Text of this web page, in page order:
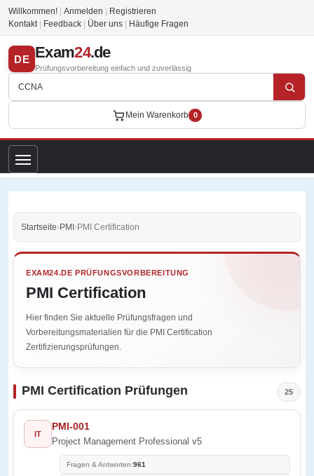
Willkommen! Anmelden
Registrieren
Kontakt
Feedback Über uns Häufige Fragen
DE Exam24.de
Prüfungsvorbereitung einfach und zuverlässig
Mein Warenkorb 0
Startseite›PMI›PMI Certification
EXAM24.DE PRÜFUNGSVORBEREITUNG
PMI Certification
Hier finden Sie aktuelle Prüfungsfragen und
Vorbereitungsmaterialien für die PMI Certification
Zertifizierungsprüfungen.
PMI Certification Prüfungen 25
IT
PMI-001
Project Management Professional v5
Fragen & Antworten:961